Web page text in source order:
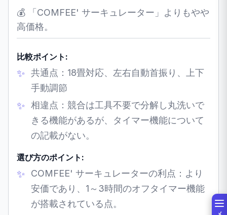
💰 「COMFEE' サーキュレーター」よりもやや
高価格。
比較ポイント:
共通点：18畳対応、左右自動首振り、上下
手動調節
相違点：競合は工具不要で分解し丸洗いで
きる機能があるが、タイマー機能について
の記載がない。
選び方のポイント:
COMFEE' サーキュレーターの利点：より
安価であり、1～3時間のオフタイマー機能
が搭載されている点。